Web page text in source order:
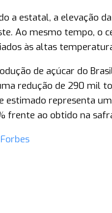
a estatal, a elevação
Ao mesmo tempo, o
às altas
de açúcar do
redução de 290 mil
estimado representa
frente ao obtido na
Forbes